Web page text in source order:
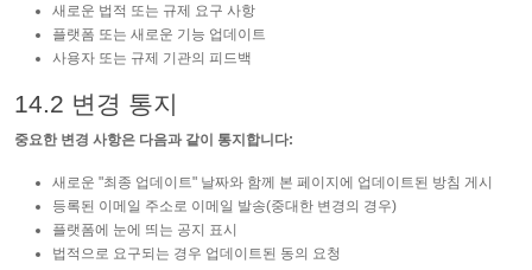
새로운 법적 또는 규제 요구 사항
플랫폼 또는 새로운 기능 업데이트
사용자 또는 규제 기관의 피드백
14.2 변경 통지
중요한 변경 사항은 다음과 같이 통지합니다:
새로운 "최종 업데이트" 날짜와 함께 본 페이지에 업데이트된 방침 게시
등록된 이메일 주소로 이메일 발송(중대한 변경의 경우)
플랫폼에 눈에 띄는 공지 표시
법적으로 요구되는 경우 업데이트된 동의 요청